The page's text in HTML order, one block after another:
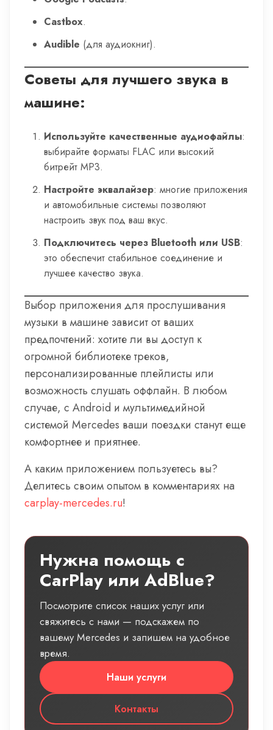
Castbox.
Audible (для аудиокниг).
Советы для лучшего звука в
машине:
Используйте качественные аудиофайлы:
выбирайте форматы FLAC или высокий
битрейт MP3.
Настройте эквалайзер: многие приложения
и автомобильные системы позволяют
настроить звук под ваш вкус.
Подключитесь через Bluetooth или USB:
это обеспечит стабильное соединение и
лучшее качество звука.
Выбор приложения для прослушивания
музыки в машине зависит от ваших
предпочтений: хотите ли вы доступ к
огромной библиотеке треков,
персонализированные плейлисты или
возможность слушать оффлайн. В любом
случае, с Android и мультимедийной
системой Mercedes ваши поездки станут еще
комфортнее и приятнее.
А каким приложением пользуетесь вы?
Делитесь своим опытом в комментариях на
carplay-mercedes.ru!
Нужна помощь с
CarPlay или AdBlue?
Посмотрите список наших услуг или
свяжитесь с нами — подскажем по
вашему Mercedes и запишем на удобное
время.
Наши услуги
Контакты